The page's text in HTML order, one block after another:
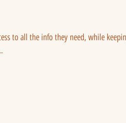
to all the info they need, while